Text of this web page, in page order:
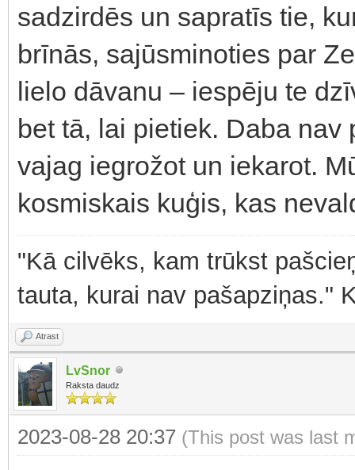
sadzirdēs un sapratīs tie,
brīnās, sajūsminoties par
lielo dāvanu – iespēju te
bet tā, lai pietiek. Daba
vajag iegrožot un iekarot.
kosmiskais kuģis, kas
"Kā cilvēks, kam trūkst
tauta, kurai nav pašapziņas."
Atrast
LvSnor
Raksta daudz
2023-08-28 20:37 (This post was last